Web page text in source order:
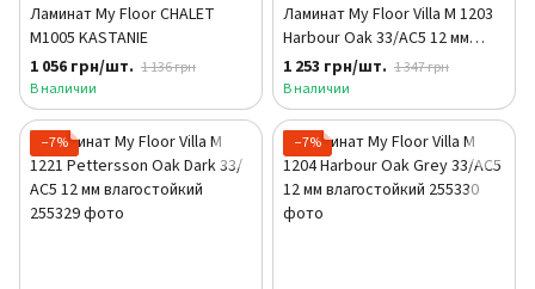
Ламинат My Floor CHALET
M1005 KASTANIE
1 056 грн/шт. 1 136 грн
В наличии
Ламинат My Floor Villa M 1203
Harbour Oak 33/АС5 12 мм
влагостойкий
1 253 грн/шт. 1 347 грн
В наличии
−7% −7%